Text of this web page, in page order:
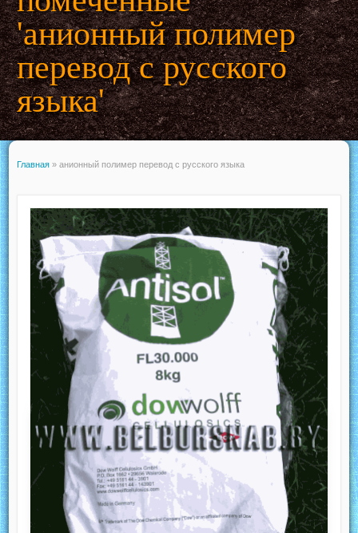
'анионный полимер
перевод с русского
языка'
Главная » анионный полимер перевод с русского языка